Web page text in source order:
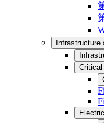
Infrastructure
Electric